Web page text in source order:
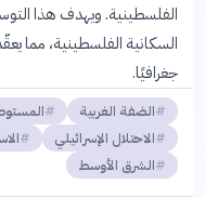
الفلسطينية. ويهدف هذا
السكانية الفلسطينية، مما
جغرافيًا.
الضفة الغربية
الاحتلال الإسرائيلي
الشرق الأوسط